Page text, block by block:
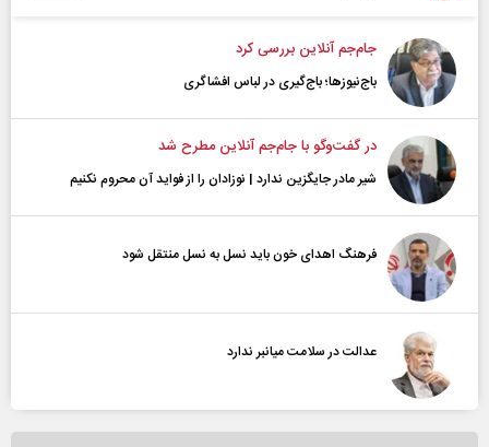
جام‌جم آنلاین بررسی کرد
باج‌نیوزها؛ باج‌گیری در لباس افشاگری
در گفت‌و‌گو با جام‌جم آنلاین مطرح شد
شیر مادر جایگزین ندارد | نوزادان را از فواید آن محروم نکنیم
فرهنگ اهدای خون باید نسل به نسل منتقل شود
عدالت در سلامت میانبر ندارد